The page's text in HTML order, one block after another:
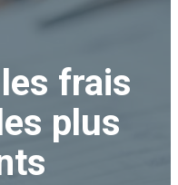
frais
plus